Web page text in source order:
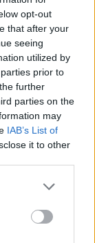
opt-out
that after your
seeing
utilized by
prior to
further
parties on the
may
IAB’s List of
it to other
en la
y